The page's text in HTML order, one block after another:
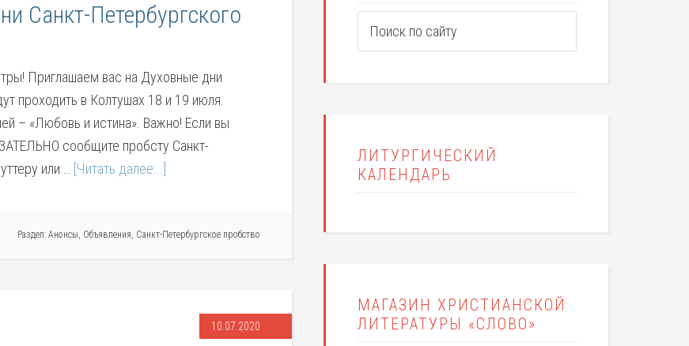
Санкт-Петербургского
Приглашаем вас на Духовные дни
проходить в Колтушах 18 и 19 июля.
– «Любовь и истина». Важно! Если вы
сообщите пробсту Санкт-
или …
[Читать далее...]
Раздел: Анонсы, Объявления, Санкт-Петербургское пробство
10.07.2020
ЛИТУРГИЧЕСКИЙ
КАЛЕНДАРЬ
МАГАЗИН ХРИСТИАНСКОЙ
ЛИТЕРАТУРЫ «СЛОВО»